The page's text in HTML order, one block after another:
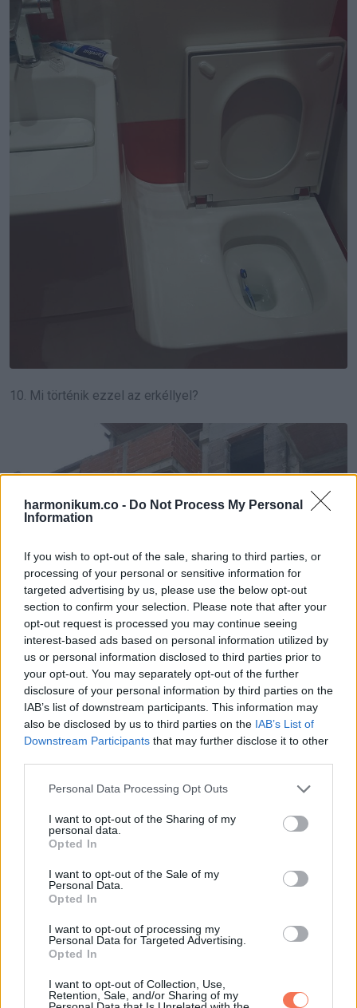
harmonikum.co - Do Not Process My Personal
Information
If you wish to opt-out of the sale, sharing to third parties, or
processing of your personal or sensitive information for
targeted advertising by us, please use the below opt-out
section to confirm your selection. Please note that after your
opt-out request is processed you may continue seeing
interest-based ads based on personal information utilized by
us or personal information disclosed to third parties prior to
your opt-out. You may separately opt-out of the further
disclosure of your personal information by third parties on the
IAB’s list of downstream participants. This information may
also be disclosed by us to third parties on the IAB’s List of
Downstream Participants that may further disclose it to other
Please note that this website/app uses one or more Google
not limited to your visit or usage behaviour. You may click to
grant or deny consent to Google and its third-party tags to
use your data for below specified purposes in below Google
consent section.
Personal Data Processing Opt Outs
I want to opt-out of the Sharing of my
personal data.
Opted In
I want to opt-out of the Sale of my
Personal Data.
Opted In
I want to opt-out of processing my
Personal Data for Targeted Advertising.
Opted In
I want to opt-out of Collection, Use,
Retention, Sale, and/or Sharing of my
10. Mi történik ezzel az erkéllyel?